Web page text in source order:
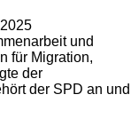
und
für Migration,
der
der SPD an und